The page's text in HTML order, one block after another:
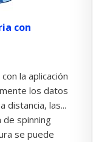
con
la aplicación
los datos
distancia, las...
de spinning
se puede